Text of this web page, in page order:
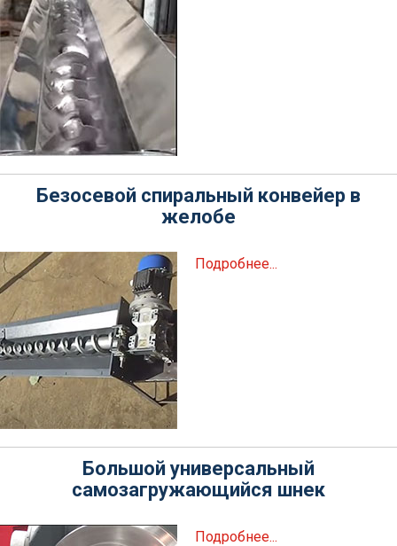
Безосевой спиральный конвейер в
желобе
Подробнее...
Большой универсальный
самозагружающийся шнек
Подробнее...